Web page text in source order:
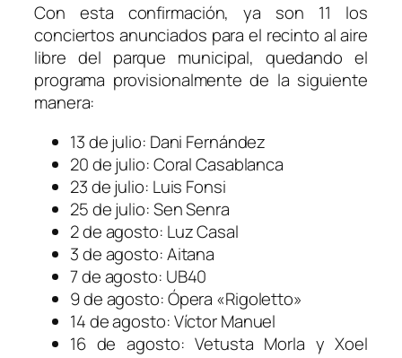
Con esta confirmación, ya son 11 los
conciertos anunciados para el recinto al aire
libre del parque municipal, quedando el
programa provisionalmente de la siguiente
manera:
13 de julio: Dani Fernández
20 de julio: Coral Casablanca
23 de julio: Luis Fonsi
25 de julio: Sen Senra
2 de agosto: Luz Casal
3 de agosto: Aitana
7 de agosto: UB40
9 de agosto: Ópera «Rigoletto»
14 de agosto: Víctor Manuel
16 de agosto: Vetusta Morla y Xoel